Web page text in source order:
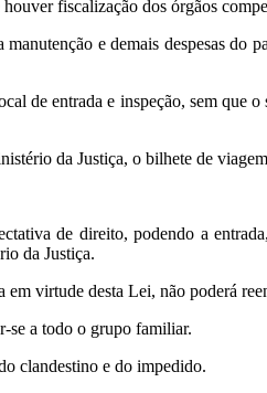
fiscalização dos órgãos
e demais despesas
de entrada e inspeção, sem que
da Justiça, o bilhete de
de direito, podendo a
da Justiça.
virtude desta Lei, não poderá
se a todo o grupo familiar.
clandestino e do impedido.